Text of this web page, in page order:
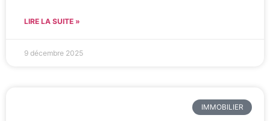
LIRE LA SUITE »
9 décembre 2025
IMMOBILIER